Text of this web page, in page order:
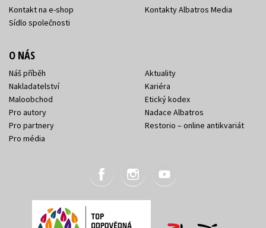
Kontakt na e-shop
Sídlo společnosti
Kontakty Albatros Media
O NÁS
Náš příběh
Nakladatelství
Maloobchod
Pro autory
Pro partnery
Pro média
Aktuality
Kariéra
Etický kodex
Nadace Albatros
Restorio – online antikvariát